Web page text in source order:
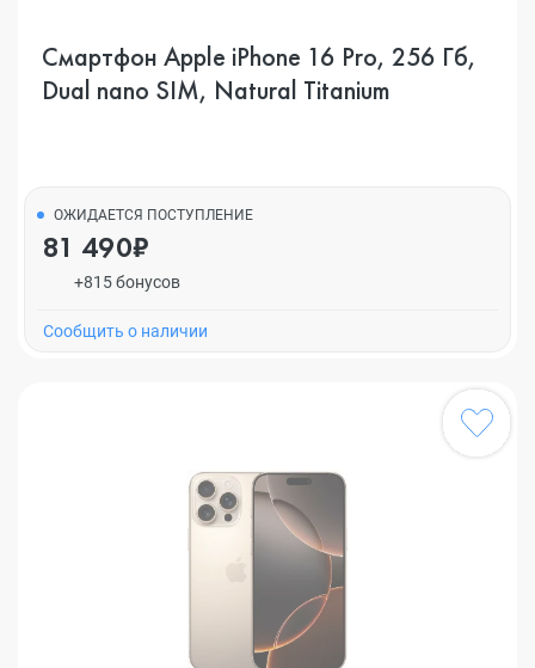
Смартфон Apple iPhone 16 Pro, 256 Гб,
Dual nano SIM, Natural Titanium
ОЖИДАЕТСЯ ПОСТУПЛЕНИЕ
81 490₽
+815 бонусов
Cообщить о наличии